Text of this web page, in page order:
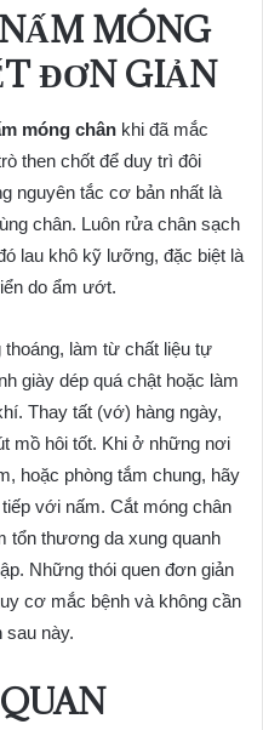
MÓNG
ĐƠN GIẢN
móng chân khi đã mắc
then chốt để duy trì đôi
nguyên tắc cơ bản nhất là
chân. Luôn rửa chân sạch
lau khô kỹ lưỡng, đặc biệt là
do ẩm ướt.
làm từ chất liệu tự
giày dép quá chật hoặc làm
Thay tất (vớ) hàng ngày,
mồ hôi tốt. Khi ở những nơi
hoặc phòng tắm chung, hãy
với nấm. Cắt móng chân
tổn thương da xung quanh
Những thói quen đơn giản
cơ mắc bệnh và không cần
sau này.